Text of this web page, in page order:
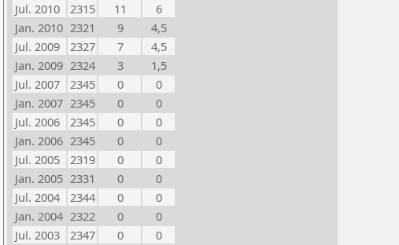
Jul. 2010
2315 11
6
Jan. 2010 2321 9
4,5
Jul. 2009
2327 7
4,5
Jan. 2009 2324 3
1,5
Jul. 2007
2345 0
0
Jan. 2007 2345 0
0
Jul. 2006
2345 0
0
Jan. 2006 2345 0
0
Jul. 2005
2319 0
0
Jan. 2005 2331 0
0
Jul. 2004
2344 0
0
Jan. 2004 2322 0
0
Jul. 2003
2347 0
0